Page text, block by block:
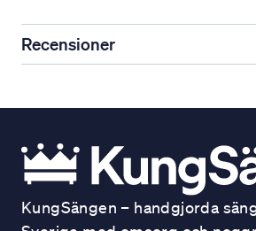
Recensioner
KungSängen – handgjorda